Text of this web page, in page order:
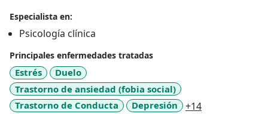
crear vida valiosa.
Especialista en:
Psicología clínica
Principales enfermedades tratadas
Estrés
Duelo
Trastorno de ansiedad (fobia social)
Trastorno de Conducta
Depresión +14